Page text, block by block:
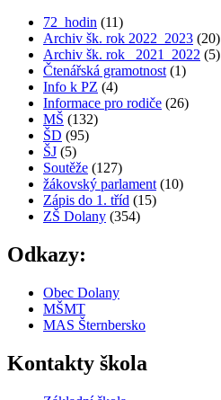
72_hodin (11)
Archiv šk. rok 2022_2023 (20)
Archiv šk. rok_ 2021_2022 (5)
Čtenářská gramotnost (1)
Info k PZ (4)
Informace pro rodiče (26)
MŠ (132)
ŠD (95)
ŠJ (5)
Soutěže (127)
žákovský parlament (10)
Zápis do 1. tříd (15)
ZŠ Dolany (354)
Odkazy:
Obec Dolany
MŠMT
MAS Šternbersko
Kontakty škola